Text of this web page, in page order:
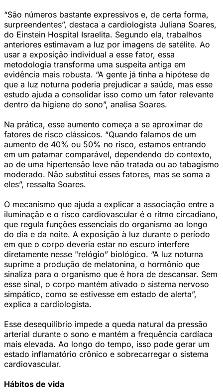
“São números bastante expressivos e, de certa forma,
surpreendentes”, destaca a cardiologista Juliana Soares,
do Einstein Hospital Israelita. Segundo ela, trabalhos
anteriores estimavam a luz por imagens de satélite. Ao
usar a exposição individual a esse fator, essa
metodologia transforma uma suspeita antiga em
evidência mais robusta. “A gente já tinha a hipótese de
que a luz noturna poderia prejudicar a saúde, mas esse
estudo ajuda a consolidar isso como um fator relevante
dentro da higiene do sono”, analisa Soares.
Na prática, esse aumento começa a se aproximar de
fatores de risco clássicos. “Quando falamos de um
aumento de 40% ou 50% no risco, estamos entrando
em um patamar comparável, dependendo do contexto,
ao de uma hipertensão leve não tratada ou ao tabagismo
moderado. Não substitui esses fatores, mas se soma a
eles”, ressalta Soares.
O mecanismo que ajuda a explicar a associação entre a
iluminação e o risco cardiovascular é o ritmo circadiano,
que regula funções essenciais do organismo ao longo
do dia e da noite. A exposição à luz durante o período
em que o corpo deveria estar no escuro interfere
diretamente nesse "relógio” biológico. “A luz noturna
suprime a produção de melatonina, o hormônio que
sinaliza para o organismo que é hora de descansar. Sem
esse sinal, o corpo mantém ativado o sistema nervoso
simpático, como se estivesse em estado de alerta”,
explica a cardiologista.
Esse desequilíbrio impede a queda natural da pressão
arterial durante o sono e mantém a frequência cardíaca
mais elevada. Ao longo do tempo, isso pode gerar um
estado inflamatório crônico e sobrecarregar o sistema
cardiovascular.
Hábitos de vida